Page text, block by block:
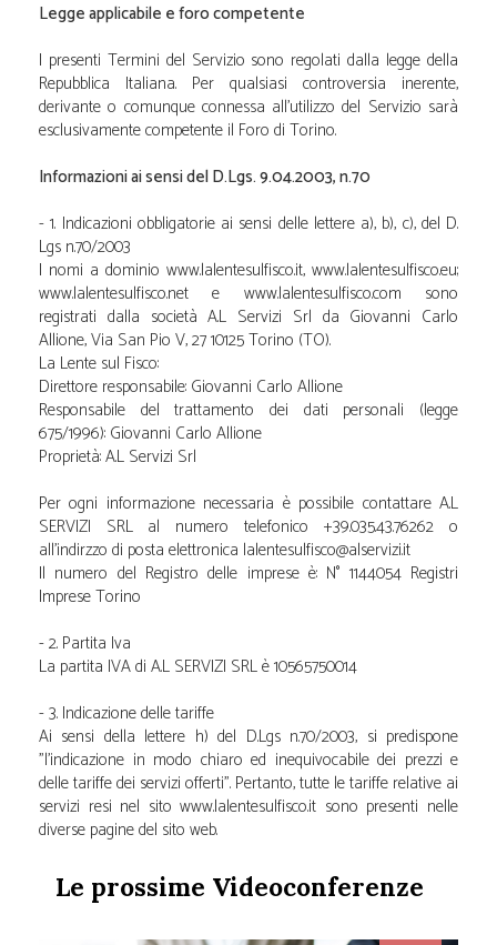
Legge applicabile e foro competente
I presenti Termini del Servizio sono regolati dalla legge della
Repubblica Italiana. Per qualsiasi controversia inerente,
derivante o comunque connessa all'utilizzo del Servizio sarà
esclusivamente competente il Foro di Torino.
Informazioni ai sensi del D.Lgs. 9.04.2003, n.70
- 1. Indicazioni obbligatorie ai sensi delle lettere a), b), c), del D.
Lgs n.70/2003
I nomi a dominio www.lalentesulfisco.it, www.lalentesulfisco.eu;
www.lalentesulfisco.net e www.lalentesulfisco.com sono
registrati dalla società A.L Servizi Srl da Giovanni Carlo
Allione, Via San Pio V, 27 10125 Torino (TO).
La Lente sul Fisco:
Direttore responsabile: Giovanni Carlo Allione
Responsabile del trattamento dei dati personali (legge
675/1996): Giovanni Carlo Allione
Proprietà: A.L Servizi Srl
Per ogni informazione necessaria è possibile contattare A.L
SERVIZI SRL al numero telefonico +39.035.43.76262 o
all'indirzzo di posta elettronica lalentesulfisco@alservizi.it
Il numero del Registro delle imprese è: N° 1144054 Registri
Imprese Torino
- 2. Partita Iva
La partita IVA di A.L SERVIZI SRL è 10565750014
- 3. Indicazione delle tariffe
Ai sensi della lettere h) del D.Lgs n.70/2003, si predispone
"l'indicazione in modo chiaro ed inequivocabile dei prezzi e
delle tariffe dei servizi offerti". Pertanto, tutte le tariffe relative ai
servizi resi nel sito www.lalentesulfisco.it sono presenti nelle
diverse pagine del sito web.
Le prossime Videoconferenze